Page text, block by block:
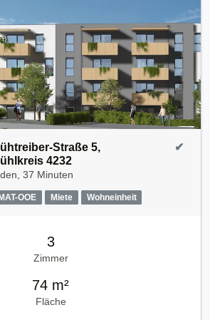
Straße 5,
4232
37 Minuten
OOE Miete Wohneinheit
✔
3
Zimmer
74 m²
Fläche